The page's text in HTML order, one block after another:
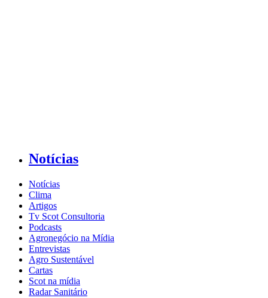
Notícias
Notícias
Clima
Artigos
Tv Scot Consultoria
Podcasts
Agronegócio na Mídia
Entrevistas
Agro Sustentável
Cartas
Scot na mídia
Radar Sanitário